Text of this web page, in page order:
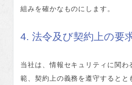
組みを確かなものにします。
4. 法令及び契約上の要
当社は、情報セキュリティに関わ
範、契約上の義務を遵守するとと